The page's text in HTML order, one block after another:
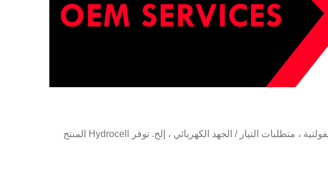
بعد أن نتلقى استفسارات العملاء. وفقًا لمتطلبات العملاء ، يمكننا التخصيص حسب المواصفات ، الأحجام ، الفولتية ، متطلبات التيار / الجهد الكهربائي ، إلخ. توفر Hydrocell المنتج